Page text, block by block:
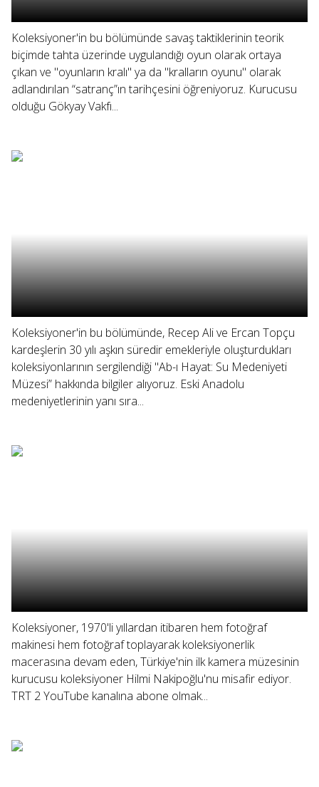
Koleksiyoner'in bu bölümünde savaş taktiklerinin teorik
biçimde tahta üzerinde uygulandığı oyun olarak ortaya
çıkan ve "oyunların kralı" ya da "kralların oyunu" olarak
adlandırılan “satranç”ın tarihçesini öğreniyoruz. Kurucusu
olduğu Gökyay Vakfı...
Koleksiyoner'in bu bölümünde, Recep Ali ve Ercan Topçu
kardeşlerin 30 yılı aşkın süredir emekleriyle oluşturdukları
koleksiyonlarının sergilendiği "Ab-ı Hayat: Su Medeniyeti
Müzesi” hakkında bilgiler alıyoruz. Eski Anadolu
medeniyetlerinin yanı sıra...
Koleksiyoner, 1970'li yıllardan itibaren hem fotoğraf
makinesi hem fotoğraf toplayarak koleksiyonerlik
macerasına devam eden, Türkiye'nin ilk kamera müzesinin
kurucusu koleksiyoner Hilmi Nakipoğlu'nu misafir ediyor.
TRT 2 YouTube kanalına abone olmak...